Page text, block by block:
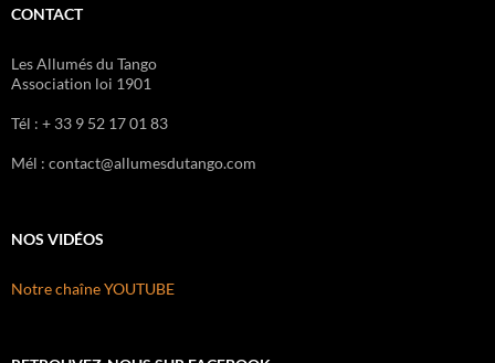
CONTACT
Les Allumés du Tango
Association loi 1901
Tél : + 33 9 52 17 01 83
Mél : contact@allumesdutango.com
NOS VIDÉOS
Notre chaîne YOUTUBE